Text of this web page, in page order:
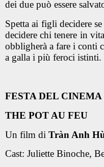
dei due può essere
Spetta ai figli decidere
decidere chi tenere in
obbligherà a fare i conti
a galla i più feroci istinti.
FESTA DEL
THE POT AU FEU
Un film di Tràn Anh
Cast: Juliette Binoche,